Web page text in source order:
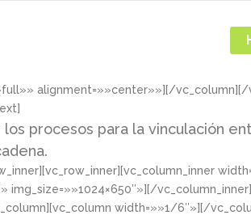
alignment=»»center»»][/
procesos para la vinculación
img_size=»»1024×650″»][/
width=»»1/6″»][/